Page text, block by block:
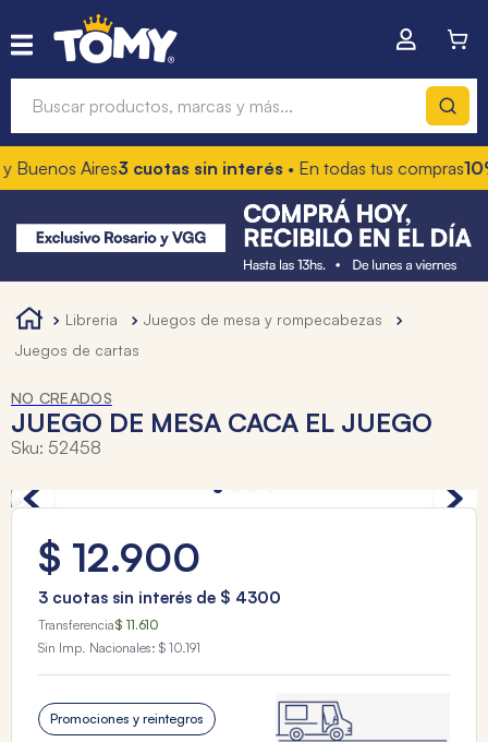
Buenos Aires3 cuotas sin interés• En todas tus compras
libreria
juegos de mesa y rompecabezas
juegos de cartas
NO CREADOS
JUEGO DE MESA CACA EL JUEGO
Sku: 52458
$ 12.900
3 cuotas sin interés de $ 4300
Transferencia$ 11.610
Sin Imp. Nacionales: $ 10.191
Promociones y reintegros
Términos más buscados
1.
hot wheels